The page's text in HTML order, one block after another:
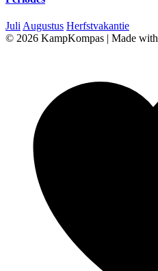
Juli Augustus Herfstvakantie
© 2026 KampKompas | Made with